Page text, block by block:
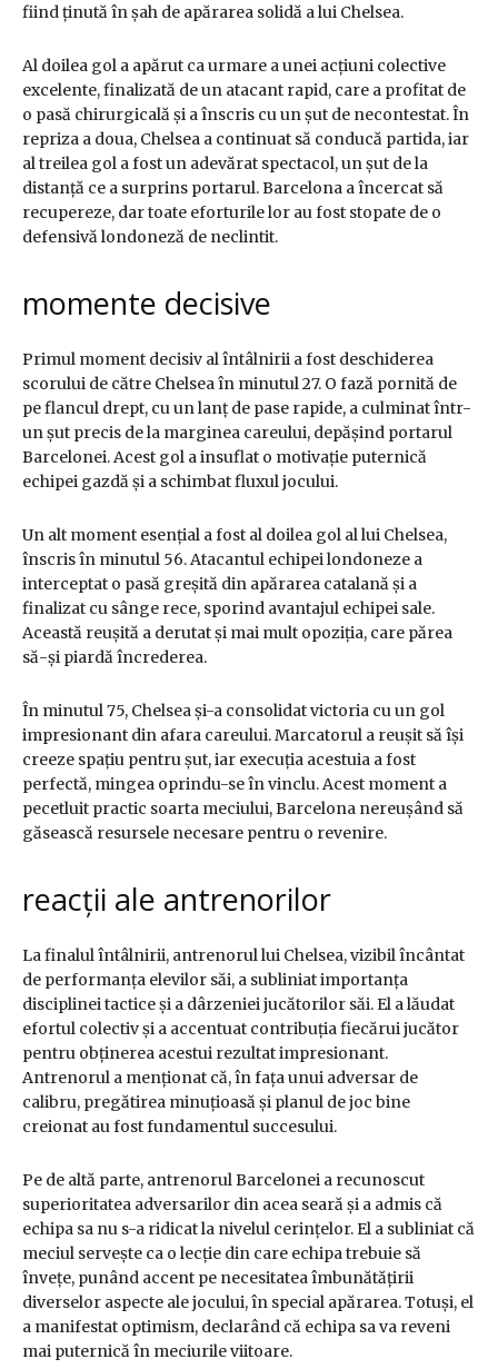
fiind ținută în șah de apărarea solidă a lui Chelsea.
Al doilea gol a apărut ca urmare a unei acțiuni colective
excelente, finalizată de un atacant rapid, care a profitat de
o pasă chirurgicală și a înscris cu un șut de necontestat. În
repriza a doua, Chelsea a continuat să conducă partida, iar
al treilea gol a fost un adevărat spectacol, un șut de la
distanță ce a surprins portarul. Barcelona a încercat să
recupereze, dar toate eforturile lor au fost stopate de o
defensivă londoneză de neclintit.
momente decisive
Primul moment decisiv al întâlnirii a fost deschiderea
scorului de către Chelsea în minutul 27. O fază pornită de
pe flancul drept, cu un lanț de pase rapide, a culminat într-
un șut precis de la marginea careului, depășind portarul
Barcelonei. Acest gol a insuflat o motivație puternică
echipei gazdă și a schimbat fluxul jocului.
Un alt moment esențial a fost al doilea gol al lui Chelsea,
înscris în minutul 56. Atacantul echipei londoneze a
interceptat o pasă greșită din apărarea catalană și a
finalizat cu sânge rece, sporind avantajul echipei sale.
Această reușită a derutat și mai mult opoziția, care părea
să-și piardă încrederea.
În minutul 75, Chelsea și-a consolidat victoria cu un gol
impresionant din afara careului. Marcatorul a reușit să își
creeze spațiu pentru șut, iar execuția acestuia a fost
perfectă, mingea oprindu-se în vinclu. Acest moment a
pecetluit practic soarta meciului, Barcelona nereușând să
găsească resursele necesare pentru o revenire.
reacții ale antrenorilor
La finalul întâlnirii, antrenorul lui Chelsea, vizibil încântat
de performanța elevilor săi, a subliniat importanța
disciplinei tactice și a dârzeniei jucătorilor săi. El a lăudat
efortul colectiv și a accentuat contribuția fiecărui jucător
pentru obținerea acestui rezultat impresionant.
Antrenorul a menționat că, în fața unui adversar de
calibru, pregătirea minuțioasă și planul de joc bine
creionat au fost fundamentul succesului.
Pe de altă parte, antrenorul Barcelonei a recunoscut
superioritatea adversarilor din acea seară și a admis că
echipa sa nu s-a ridicat la nivelul cerințelor. El a subliniat că
meciul servește ca o lecție din care echipa trebuie să
învețe, punând accent pe necesitatea îmbunătățirii
diverselor aspecte ale jocului, în special apărarea. Totuși, el
a manifestat optimism, declarând că echipa sa va reveni
mai puternică în meciurile viitoare.